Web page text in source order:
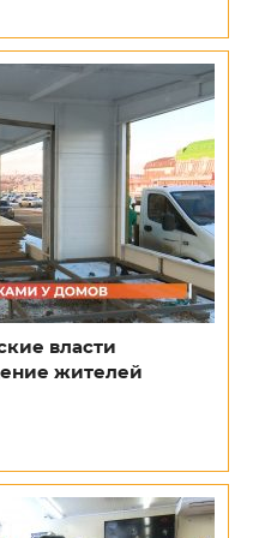
власти
жителей